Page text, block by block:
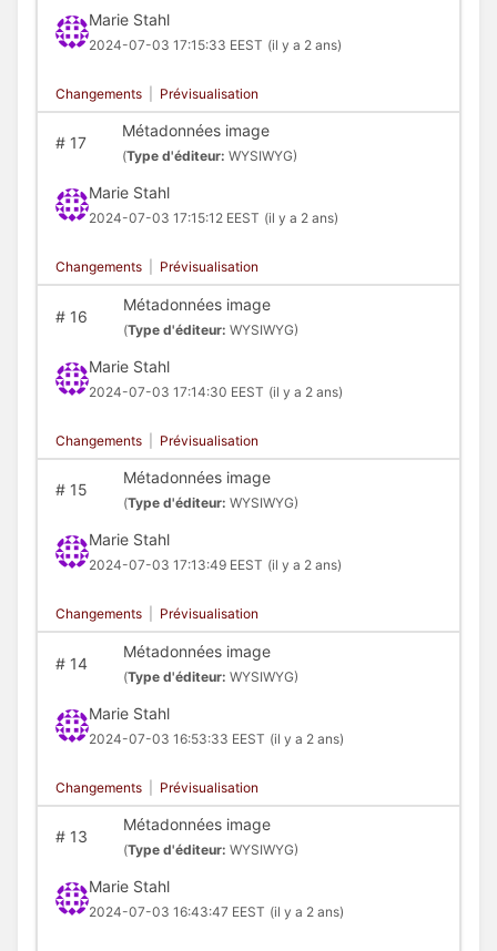
Marie Stahl
2024-07-03 17:15:33 EEST (il y a 2 ans)
Changements Prévisualisation
#17
Métadonnées image
(Type d'éditeur: WYSIWYG)
Marie Stahl
2024-07-03 17:15:12 EEST (il y a 2 ans)
Changements Prévisualisation
#16
Métadonnées image
(Type d'éditeur: WYSIWYG)
Marie Stahl
2024-07-03 17:14:30 EEST (il y a 2 ans)
Changements Prévisualisation
#15
Métadonnées image
(Type d'éditeur: WYSIWYG)
Marie Stahl
2024-07-03 17:13:49 EEST (il y a 2 ans)
Changements Prévisualisation
#14
Métadonnées image
(Type d'éditeur: WYSIWYG)
Marie Stahl
2024-07-03 16:53:33 EEST (il y a 2 ans)
Changements Prévisualisation
#13
Métadonnées image
(Type d'éditeur: WYSIWYG)
Marie Stahl
2024-07-03 16:43:47 EEST (il y a 2 ans)